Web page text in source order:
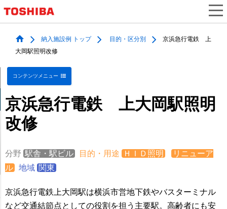
納入施設例 トップ 目的・区分別
京浜急行電鉄 上
大岡駅照明改修
コンテンツメニュー
京浜急行電鉄 上大岡駅照明
改修
分野 駅舎・駅ビル 目的・用途 ＨＩＤ照明
リニューア
ル
地域 関東
京浜急行電鉄上大岡駅は横浜市営地下鉄やバスターミナル
など交通結節点としての役割を担う主要駅。高齢者にも安